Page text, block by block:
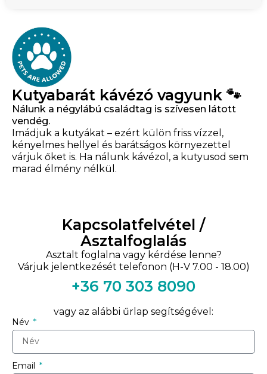
Kutyabarát kávézó vagyunk 🐾
Nálunk a négylábú családtag is szívesen látott
vendég.
Imádjuk a kutyákat – ezért külön friss vízzel,
kényelmes hellyel és barátságos környezettel
várjuk őket is. Ha nálunk kávézol, a kutyusod sem
marad élmény nélkül.
Kapcsolatfelvétel /
Asztalfoglalás
Asztalt foglalna vagy kérdése lenne?
Várjuk jelentkezését telefonon (H-V 7.00 - 18.00)
+36 70 303 8090
vagy az alábbi űrlap segítségével:
Név
Email